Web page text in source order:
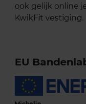
ook gelijk online
KwikFit vestiging.
EU